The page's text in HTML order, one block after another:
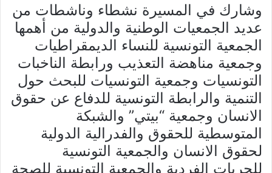
وشارك في المسيرة نشطاء وناشطات من
عديد الجمعيات الوطنية والدولية من أهمها
الجمعية التونسية للنساء الديمقراطيات
وجمعية مناهضة التعذيب ورابطة الناخبات
التونسيات وجمعية التونسيات للبحث حول
التنمية والرابطة التونسية للدفاع عن حقوق
الانسان وجمعية “بيتي” والشبكة
المتوسطية للحقوق والفدرالية الدولية
لحقوق الانسان والجمعية التونسية
للحريات الفردية والجمعية التونسية للصحة